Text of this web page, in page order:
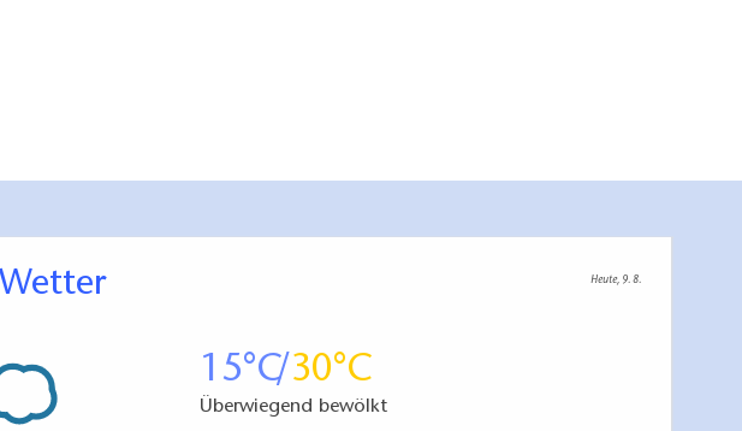
Wetter Heute, 9. 8.
15 30
Überwiegend bewölkt